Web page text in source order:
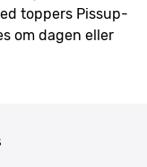
toppers Pissup-
om dagen eller